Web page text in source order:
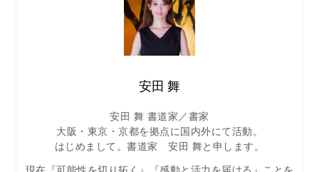
安田 舞
安田 舞 書道家／書家
大阪・東京・京都を拠点に国内外にて活動。
はじめまして。書道家 安田 舞と申します。